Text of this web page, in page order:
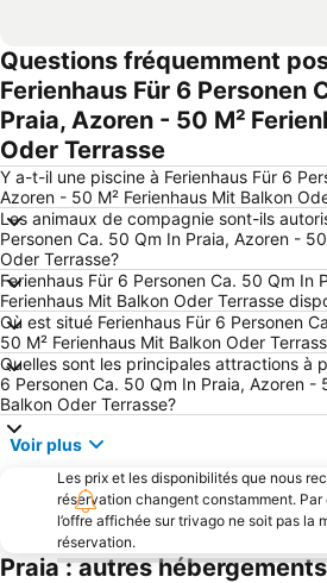
Questions fréquemment
Ferienhaus Für 6 Personen
Praia, Azoren - 50 M²
Oder Terrasse
Y a-t-il une piscine à Ferienhaus Für 6
Azoren - 50 M² Ferienhaus Mit Balkon
Les animaux de compagnie sont-ils
Personen Ca. 50 Qm In Praia, Azoren -
Oder Terrasse?
Ferienhaus Für 6 Personen Ca. 50 Qm In
Ferienhaus Mit Balkon Oder Terrasse
Où est situé Ferienhaus Für 6 Personen
50 M² Ferienhaus Mit Balkon Oder
Quelles sont les principales attractions à
6 Personen Ca. 50 Qm In Praia, Azoren -
Balkon Oder Terrasse?
Voir plus
Les prix et les disponibilités que nous
réservation changent constamment.
l’offre affichée sur trivago ne soit pas la
réservation.
Praia : autres hébergements